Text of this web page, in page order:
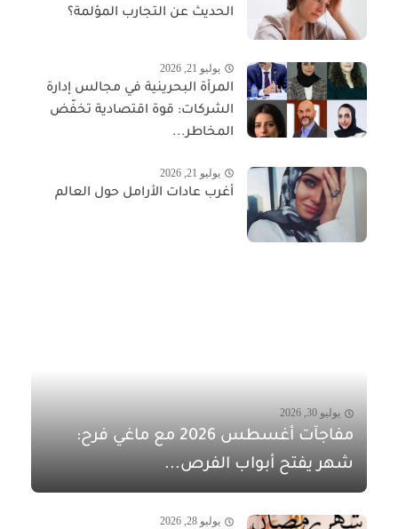
الحديث عن التجارب المؤلمة؟
يوليو 21, 2026
المرأة البحرينية في مجالس إدارة
الشركات: قوة اقتصادية تخفّض
المخاطر...
يوليو 21, 2026
أغرب عادات الأرامل حول العالم
يوليو 30, 2026
مفاجآت أغسطس 2026 مع ماغي فرح:
شهر يفتح أبواب الفرص...
يوليو 28, 2026